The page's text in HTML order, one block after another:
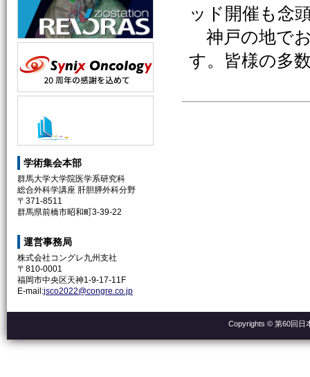
ッド開催も念
神戸の地で
す。皆様の多
学術集会本部
群馬大学大学院医学系研究科
総合外科学講座 肝胆膵外科分野
〒371-8511
群馬県前橋市昭和町3-39-22
運営事務局
株式会社コングレ九州支社
〒810-0001
福岡市中央区天神1-9-17-11F
E-mail:jsco2022@congre.co.jp
Copyrights © 第60回日